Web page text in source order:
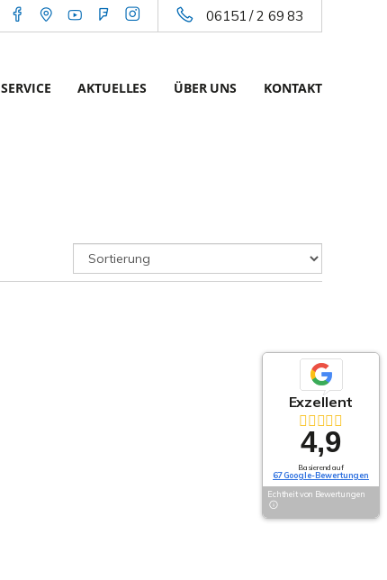
06151 / 2 69 83
SERVICE AKTUELLES ÜBER UNS KONTAKT
Exzellent
4,9
Basierend auf
67 Google-Bewertungen
Echtheit von Bewertungen